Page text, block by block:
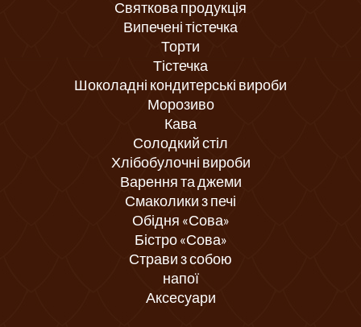
Святкова продукція
Випечені тістечка
Торти
Тістечка
Шоколадні кондитерські вироби
Морозиво
Кава
Солодкий стіл
Хлібобулочні вироби
Варення та джеми
Смаколики з печі
Обідня «Сова»
Бістро «Сова»
Страви з собою
напої
Аксесуари